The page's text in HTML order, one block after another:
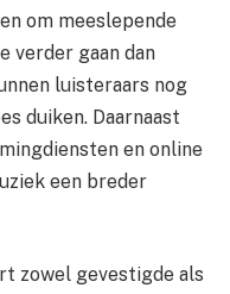
om meeslepende
verder gaan dan
luisteraars nog
duiken. Daarnaast
en online
een breder
zowel gevestigde als